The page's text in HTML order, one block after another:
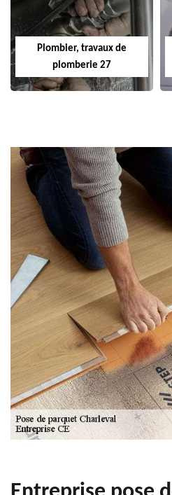
Plombier, travaux de
plomberie 27